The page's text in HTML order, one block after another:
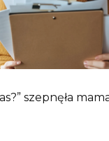
szepnęła